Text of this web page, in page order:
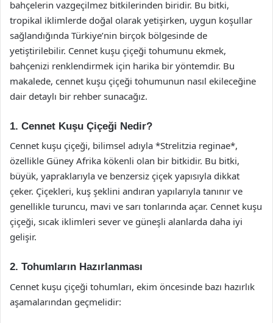
bahçelerin vazgeçilmez bitkilerinden biridir. Bu bitki,
tropikal iklimlerde doğal olarak yetişirken, uygun koşullar
sağlandığında Türkiye’nin birçok bölgesinde de
yetiştirilebilir. Cennet kuşu çiçeği tohumunu ekmek,
bahçenizi renklendirmek için harika bir yöntemdir. Bu
makalede, cennet kuşu çiçeği tohumunun nasıl ekileceğine
dair detaylı bir rehber sunacağız.
1. Cennet Kuşu Çiçeği Nedir?
Cennet kuşu çiçeği, bilimsel adıyla *Strelitzia reginae*,
özellikle Güney Afrika kökenli olan bir bitkidir. Bu bitki,
büyük, yapraklarıyla ve benzersiz çiçek yapısıyla dikkat
çeker. Çiçekleri, kuş şeklini andıran yapılarıyla tanınır ve
genellikle turuncu, mavi ve sarı tonlarında açar. Cennet kuşu
çiçeği, sıcak iklimleri sever ve güneşli alanlarda daha iyi
gelişir.
2. Tohumların Hazırlanması
Cennet kuşu çiçeği tohumları, ekim öncesinde bazı hazırlık
aşamalarından geçmelidir: